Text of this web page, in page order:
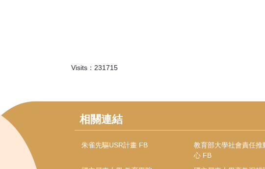
Visits： 231715
相關連結
朱雀先驅USR計畫 FB
教育部大學社會責任推
心 FB